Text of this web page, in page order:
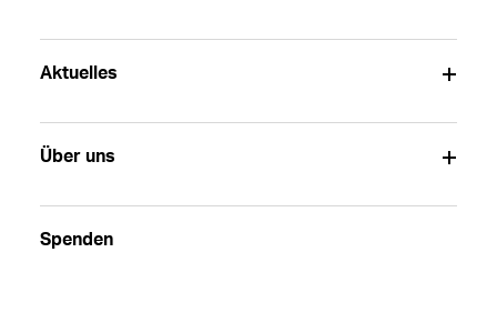
Aktuelles
Über uns
Spenden